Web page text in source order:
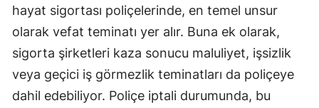
hayat sigortası poliçelerinde, en temel unsur
olarak vefat teminatı yer alır. Buna ek olarak,
sigorta şirketleri kaza sonucu maluliyet, işsizlik
veya geçici iş görmezlik teminatları da poliçeye
dahil edebiliyor. Poliçe iptali durumunda, bu